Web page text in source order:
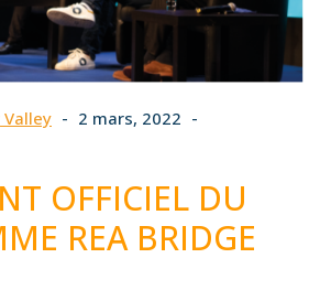
Valley 2 mars, 2022
OFFICIEL DU
REA BRIDGE